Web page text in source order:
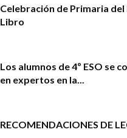
Celebración de Primaria del
Libro
Los alumnos de 4º ESO se
en expertos en la...
RECOMENDACIONES DE